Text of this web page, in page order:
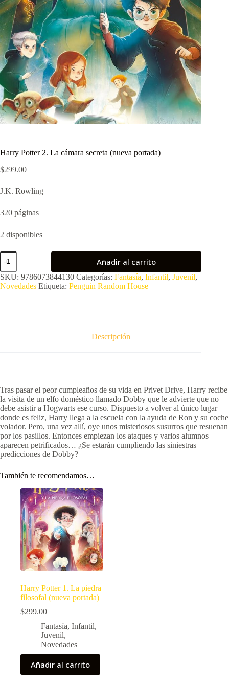
Harry Potter 2. La cámara secreta (nueva portada)
$299.00
J.K. Rowling
320 páginas
2 disponibles
Harry
Potter
2.
La
cámara
Añadir al carrito
SKU: 9786073844130 Categorías: Fantasía, Infantil, Juvenil,
Novedades Etiqueta: Penguin Random House
Descripción
Tras pasar el peor cumpleaños de su vida en Privet Drive, Harry recibe
la visita de un elfo doméstico llamado Dobby que le advierte que no
debe asistir a Hogwarts ese curso. Dispuesto a volver al único lugar
donde es feliz, Harry llega a la escuela con la ayuda de Ron y su coche
volador. Pero, una vez allí, oye unos misteriosos susurros que resuenan
por los pasillos. Entonces empiezan los ataques y varios alumnos
aparecen petrificados… ¿Se estarán cumpliendo las siniestras
predicciones de Dobby?
También te recomendamos…
Harry Potter 1. La piedra
filosofal (nueva portada)
$299.00
Fantasía, Infantil,
Juvenil,
Novedades
Añadir al carrito